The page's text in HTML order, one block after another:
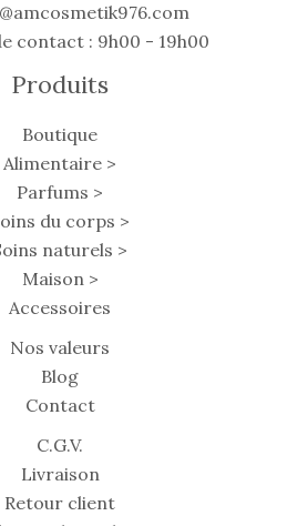
contact : 9h00 - 19h00
Produits
Boutique
Alimentaire >
Parfums >
du corps >
naturels >
Maison >
Accessoires
Nos valeurs
Blog
Contact
C.G.V.
Livraison
Retour client